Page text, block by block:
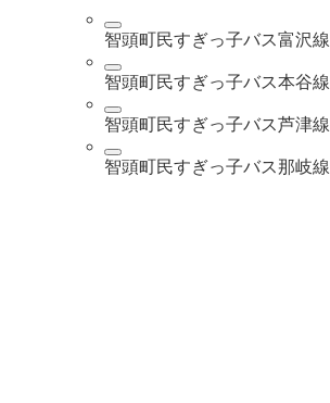
智頭町民すぎっ子バス富沢線
智頭町民すぎっ子バス本谷線
智頭町民すぎっ子バス芦津線
智頭町民すぎっ子バス那岐線